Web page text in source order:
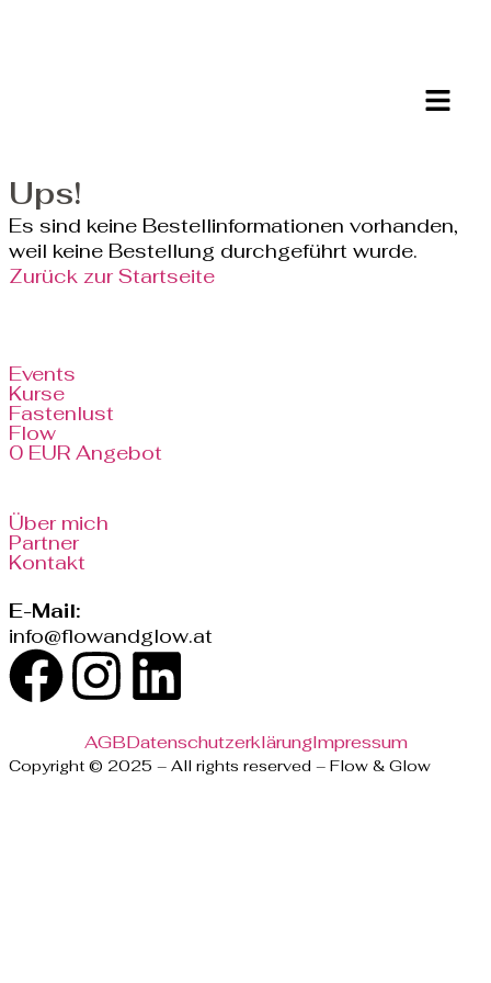
Ups!
Es sind keine Bestellinformationen vorhanden,
weil keine Bestellung durchgeführt wurde.
Zurück zur Startseite
Events
Kurse
Fastenlust
Flow
0 EUR Angebot
Über mich
Partner
Kontakt
E-Mail:
info@flowandglow.at
AGBDatenschutzerklärungImpressum
Copyright © 2025 – All rights reserved – Flow & Glow